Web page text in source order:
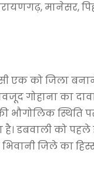
मानेसर,
एक को जिला बनाने
गोहाना का
स्थिति
है। डबवाली को
जिले का